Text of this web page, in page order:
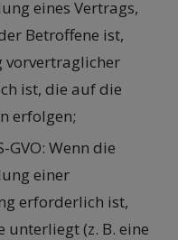
eines Vertrags,
Betroffene ist,
vorvertraglicher
ist, die auf die
erfolgen;
GVO: Wenn die
einer
erforderlich ist,
(z. B. eine